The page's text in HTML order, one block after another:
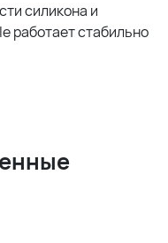
силикона и
работает стабильно